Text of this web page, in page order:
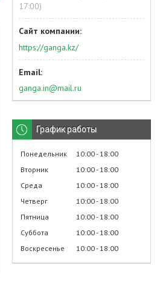
17:00)
https://ganga.kz/
ganga.in@mail.ru
График работы
Понедельник 10:00 18:00
Вторник
10:00 18:00
Среда
10:00 18:00
Четверг
10:00 18:00
Пятница
10:00 18:00
Суббота
10:00 18:00
Воскресенье
10:00 18:00